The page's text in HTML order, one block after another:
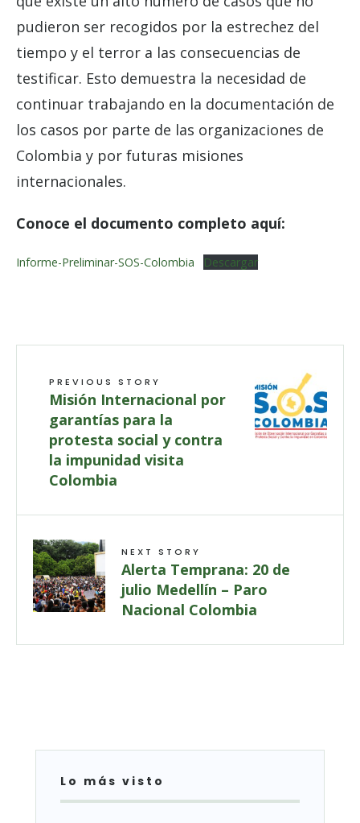
pudieron ser recogidos por la estrechez del
tiempo y el terror a las consecuencias de
testificar. Esto demuestra la necesidad de
continuar trabajando en la documentación de
los casos por parte de las organizaciones de
Colombia y por futuras misiones
internacionales.
Conoce el documento completo aquí:
Informe-Preliminar-SOS-Colombia Descargar
PREVIOUS STORY
Misión Internacional por
garantías para la
protesta social y contra
la impunidad visita
Colombia
NEXT STORY
Alerta Temprana: 20 de
julio Medellín – Paro
Nacional Colombia
Lo más visto